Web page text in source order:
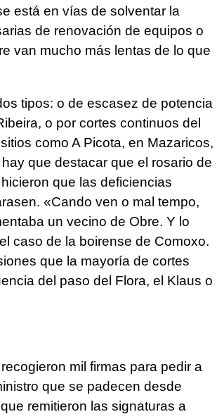
está en vías de solventar la
de renovación de equipos o
van mucho más lentas de lo que
tipos: o de escasez de potencia
o por cortes continuos del
como A Picota, en Mazaricos,
que destacar que el rosario de
que las deficiencias
«Cando ven o mal tempo,
un vecino de Obre. Y lo
caso de la boirense de Comoxo.
que la mayoría de cortes
del paso del Flora, el Klaus o
mil firmas para pedir a
que se padecen desde
remitieron las signaturas a